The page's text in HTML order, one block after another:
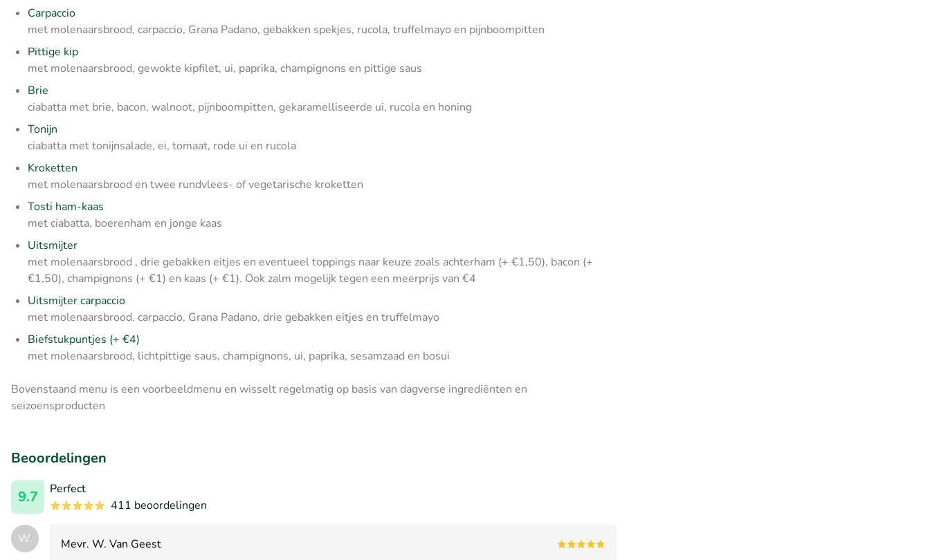
Carpaccio
met molenaarsbrood, carpaccio, Grana Padano, gebakken spekjes, rucola, truffelmayo en pijnboompitten
Pittige kip
met molenaarsbrood, gewokte kipfilet, ui, paprika, champignons en pittige saus
Brie
ciabatta met brie, bacon, walnoot, pijnboompitten, gekaramelliseerde ui, rucola en honing
Tonijn
ciabatta met tonijnsalade, ei, tomaat, rode ui en rucola
Kroketten
met molenaarsbrood en twee rundvlees- of vegetarische kroketten
Tosti ham-kaas
met ciabatta, boerenham en jonge kaas
Uitsmijter
met molenaarsbrood , drie gebakken eitjes en eventueel toppings naar keuze zoals achterham (+ €1,50), bacon (+
€1,50), champignons (+ €1) en kaas (+ €1). Ook zalm mogelijk tegen een meerprijs van €4
Uitsmijter carpaccio
met molenaarsbrood, carpaccio, Grana Padano, drie gebakken eitjes en truffelmayo
Biefstukpuntjes (+ €4)
met molenaarsbrood, lichtpittige saus, champignons, ui, paprika, sesamzaad en bosui
Bovenstaand menu is een voorbeeldmenu en wisselt regelmatig op basis van dagverse ingrediënten en
seizoensproducten
Beoordelingen
9.7
Perfect
411 beoordelingen
W. Mevr. W. Van Geest